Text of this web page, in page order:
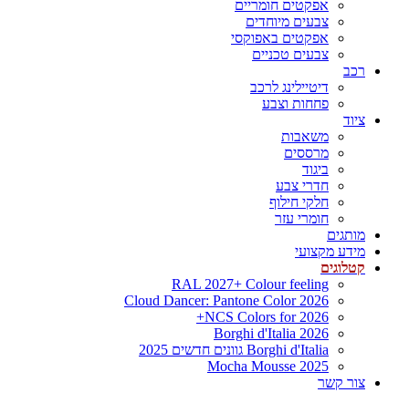
אפקטים חומריים
צבעים מיוחדים
אפקטים באפוקסי
צבעים טכניים
רכב
דיטיילינג לרכב
פחחות וצבע
ציוד
משאבות
מרססים
ביגוד
חדרי צבע
חלקי חילוף
חומרי עזר
מותגים
מידע מקצועי
קטלוגים
RAL 2027+ Colour feeling
Cloud Dancer: Pantone Color 2026
NCS Colors for 2026+
Borghi d'Italia 2026
Borghi d'Italia גוונים חדשים 2025
Mocha Mousse 2025
צור קשר